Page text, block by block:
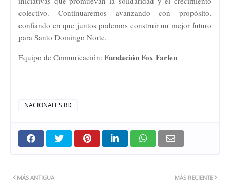
colectivo. Continuaremos avanzando con propósito,
confiando en que juntos podemos construir un mejor futuro
para Santo Domingo Norte.
Equipo de Comunicación: Fundación Fox Farlen
NACIONALES RD
MÁS RECIENTE
MÁS ANTIGUA